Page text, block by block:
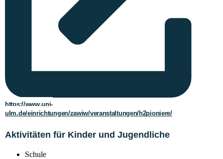
https://www.uni-
ulm.de/einrichtungen/zawiw/veranstaltungen/h2pioniere/
Aktivitäten für Kinder und Jugendliche
Schule